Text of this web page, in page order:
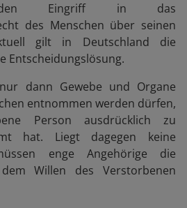
Eingriff in das
des Menschen über seinen
gilt in Deutschland die
Entscheidungslösung.
dann Gewebe und Organe
entnommen werden dürfen,
Person ausdrücklich zu
hat. Liegt dagegen keine
enge Angehörige die
Willen des Verstorbenen